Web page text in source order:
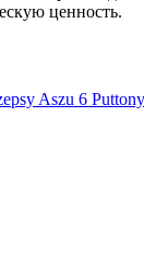
ценность.
Aszu 6